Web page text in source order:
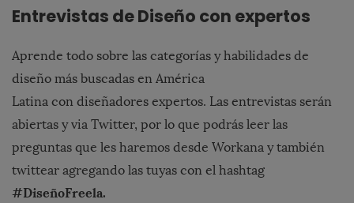
Entrevistas de Diseño con expertos
Aprende todo sobre las categorías y habilidades de
diseño más buscadas en América
Latina con diseñadores expertos. Las entrevistas serán
abiertas y via Twitter, por lo que podrás leer las
preguntas que les haremos desde Workana y también
twittear agregando las tuyas con el hashtag
#DiseñoFreela.